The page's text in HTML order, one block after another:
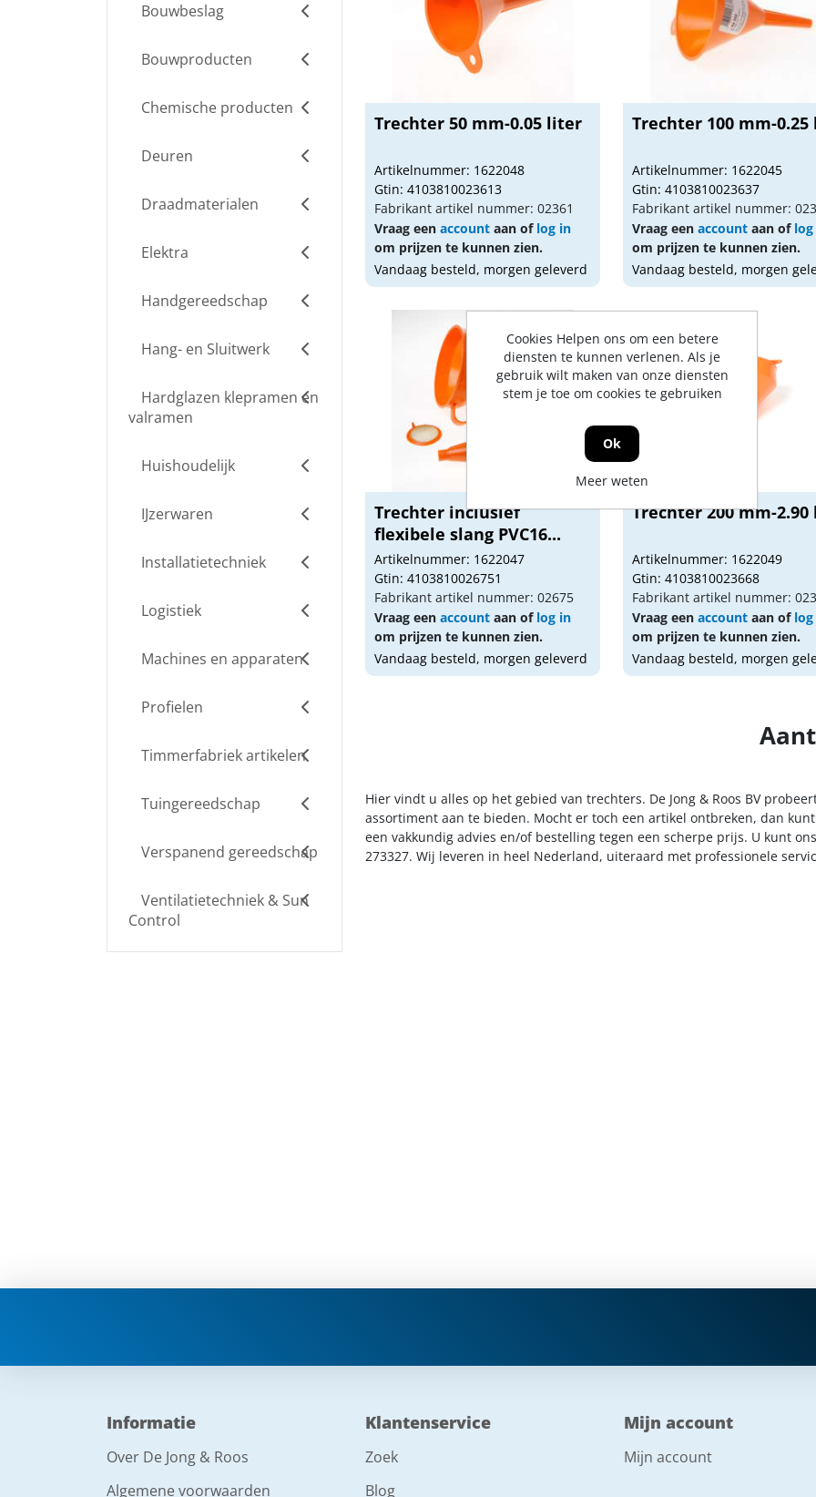
Bouwbeslag
Bouwproducten
Chemische producten
Deuren
Draadmaterialen
Elektra
Handgereedschap
Hang- en Sluitwerk
Hardglazen klepramen en
valramen
Huishoudelijk
IJzerwaren
Installatietechniek
Logistiek
Machines en apparaten
Profielen
Timmerfabriek artikelen
Tuingereedschap
Verspanend gereedschap
Ventilatietechniek & Sun
Control
Trechter 50 mm-0.05 liter
Artikelnummer: 1622048
Gtin: 4103810023613
Fabrikant artikel nummer: 02361
Vraag een accountaan of log in
om prijzen te kunnen zien.
Vandaag besteld, morgen geleverd
Trechter 100 mm-
Artikelnummer: 1622045
Gtin: 4103810023637
Fabrikant artikel nummer:
Vraag eenaccount aan of
om prijzen te kunnen zien.
Vandaag besteld, morgen
Trechter inclusief
flexibele slang PVC16...
Artikelnummer: 1622047
Gtin: 4103810026751
Fabrikant artikel nummer: 02675
Vraag een accountaan of log in
om prijzen te kunnen zien.
Vandaag besteld, morgen geleverd
Trechter 200 mm-
Artikelnummer: 1622049
Gtin: 4103810023668
Fabrikant artikel nummer:
Vraag eenaccount aan of
om prijzen te kunnen zien.
Vandaag besteld, morgen
Hier vindt u alles op het gebied van trechters. De Jong & Roos BV
assortiment aan te bieden. Mocht er toch een artikel ontbreken, dan
een vakkundig advies en/of bestelling tegen een scherpe prijs. U kunt
273327. Wij leveren in heel Nederland, uiteraard met professionele
Informatie
Over De Jong & Roos
Algemene voorwaarden
Klantenservice
Zoek
Blog
Mijn account
Mijn account
Cookies Helpen ons om een betere
diensten te kunnen verlenen. Als je
gebruik wilt maken van onze diensten
stem je toe om cookies te gebruiken
Ok
Meer weten